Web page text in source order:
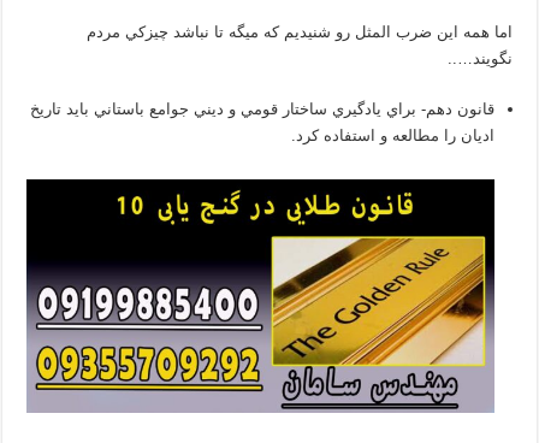
اما همه اين ضرب المثل رو شنيديم که ميگه تا نباشد چيزکي مردم
نگويند…..
قانون دهم- براي يادگيري ساختار قومي و ديني جوامع باستاني بايد تاريخ
اديان را مطالعه و استفاده کرد.